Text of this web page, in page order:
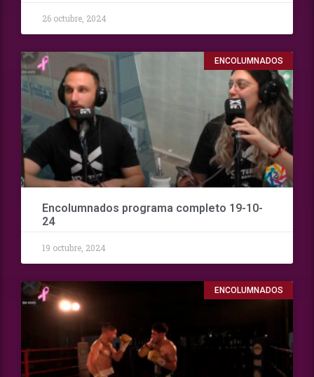
26 octubre, 2024
ENCOLUMNADOS
Encolumnados programa completo 19-10-
24
19 octubre, 2024
ENCOLUMNADOS